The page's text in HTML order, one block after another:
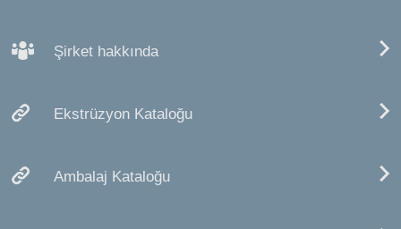
Şirket hakkında
Ekstrüzyon Kataloğu
Ambalaj Kataloğu